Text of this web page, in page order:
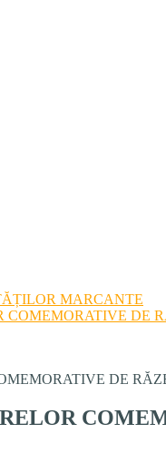
MARCANTE
COMEMORATIVE DE
DE